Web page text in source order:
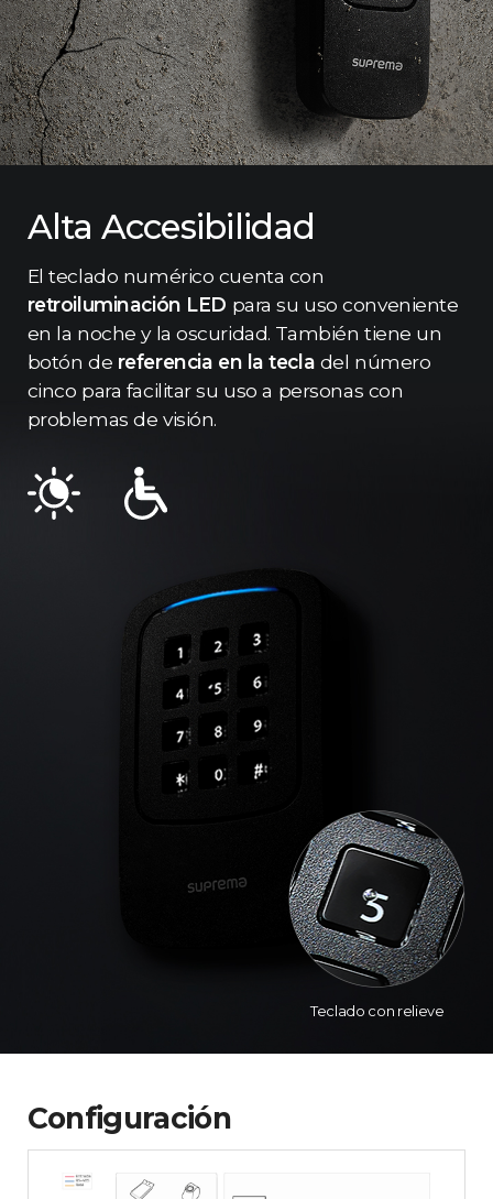
Alta Accesibilidad
El teclado numérico cuenta con
retroiluminación LED para su uso conveniente
en la noche y la oscuridad. También tiene un
botón de referencia en la tecla del número
cinco para facilitar su uso a personas con
problemas de visión.
Teclado con relieve
Configuración